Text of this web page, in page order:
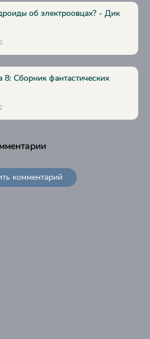
об электроовцах? - Дик
8: Сборник фантастических
комментарий